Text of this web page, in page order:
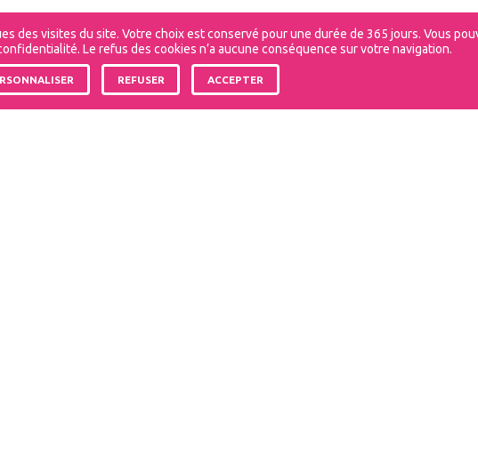
l’univers de nos experts et découvrez comment ils contribuent à
des visites du site. Votre choix est conservé pour une durée de 365 jours. Vous
Le refus des cookies n’a aucune conséquence sur votre navigation.
REFUSER ACCEPTER